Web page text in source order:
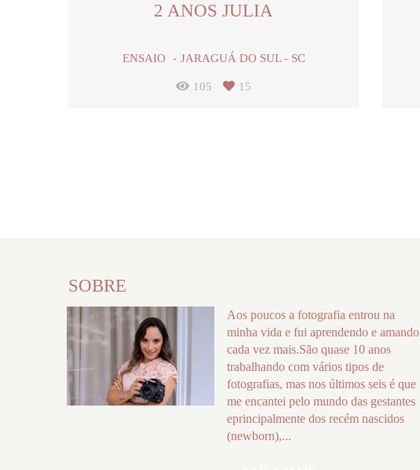
2 ANOS JULIA
ENSAIO JARAGUÁ DO SUL - SC
105 15
SOBRE
Aos poucos a fotografia entrou na
minha vida e fui aprendendo e amando
cada vez mais.São quase 10 anos
trabalhando com vários tipos de
fotografias, mas nos últimos seis é que
me encantei pelo mundo das gestantes
eprincipalmente dos recém nascidos
(newborn),...